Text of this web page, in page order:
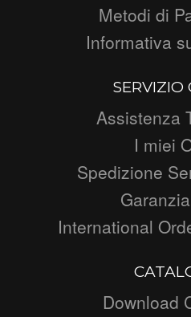
Metodi di
Informativa
SERVIZIO
Assistenza
I miei
Spedizione
International
Download